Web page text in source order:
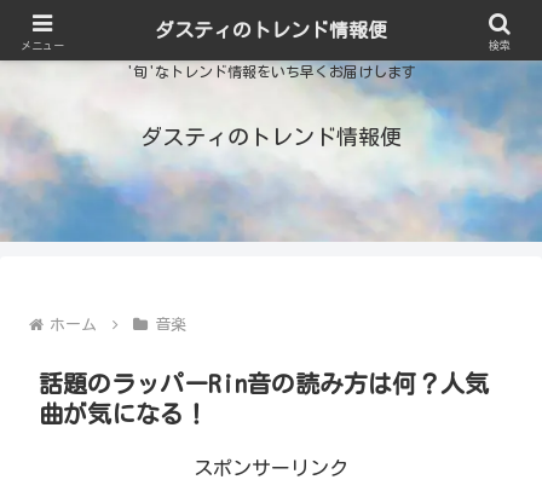
'旬'なトレンド情報をいち早くお届けします
ダスティのトレンド情報便
ホーム 音楽
話題のラッパーRin音の読み方は何？人気
曲が気になる！
スポンサーリンク
メニュー
ダスティのトレンド情報便
検索